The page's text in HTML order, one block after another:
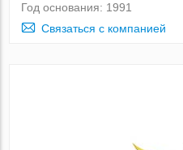
Год основания: 1991
Связаться с компанией